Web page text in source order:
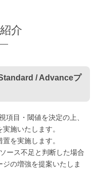
介
/ Advanceプ
項目・閾値を決定の上、
施いたします。
を実施します。
ース不足と判断した場合
の増強を提案いたしま